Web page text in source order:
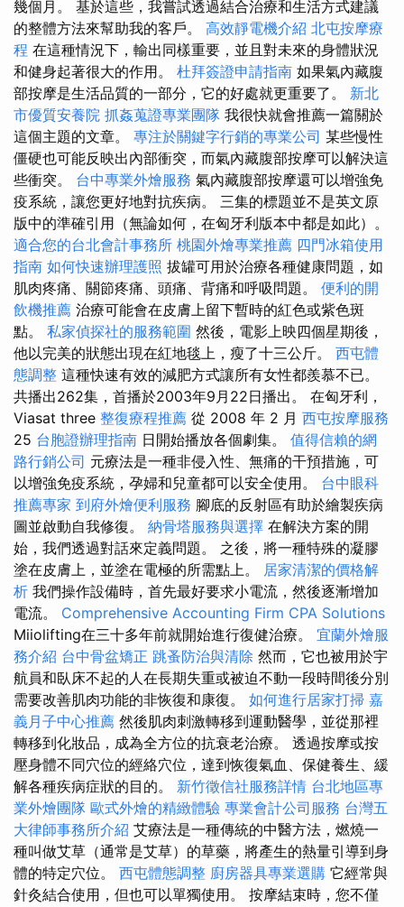
幾個月。 基於這些，我嘗試透過結合治療和生活方式建議
的整體方法來幫助我的客戶。 高效靜電機介紹 北屯按摩療
程 在這種情況下，輸出同樣重要，並且對未來的身體狀況
和健身起著很大的作用。 杜拜簽證申請指南 如果氣內藏腹
部按摩是生活品質的一部分，它的好處就更重要了。 新北
市優質安養院 抓姦蒐證專業團隊 我很快就會推薦一篇關於
這個主題的文章。 專注於關鍵字行銷的專業公司 某些慢性
僵硬也可能反映出內部衝突，而氣內藏腹部按摩可以解決這
些衝突。 台中專業外燴服務 氣內藏腹部按摩還可以增強免
疫系統，讓您更好地對抗疾病。 三集的標題並不是英文原
版中的準確引用（無論如何，在匈牙利版本中都是如此）。
適合您的台北會計事務所 桃園外燴專業推薦 四門冰箱使用
指南 如何快速辦理護照 拔罐可用於治療各種健康問題，如
肌肉疼痛、關節疼痛、頭痛、背痛和呼吸問題。 便利的開
飲機推薦 治療可能會在皮膚上留下暫時的紅色或紫色斑
點。 私家偵探社的服務範圍 然後，電影上映四個星期後，
他以完美的狀態出現在紅地毯上，瘦了十三公斤。 西屯體
態調整 這種快速有效的減肥方式讓所有女性都羨慕不已。
共播出262集，首播於2003年9月22日播出。 在匈牙利，
Viasat three 整復療程推薦 從 2008 年 2 月 西屯按摩服務
25 台胞證辦理指南 日開始播放各個劇集。 值得信賴的網
路行銷公司 元療法是一種非侵入性、無痛的干預措施，可
以增強免疫系統，孕婦和兒童都可以安全使用。 台中眼科
推薦專家 到府外燴便利服務 腳底的反射區有助於繪製疾病
圖並啟動自我修復。 納骨塔服務與選擇 在解決方案的開
始，我們透過對話來定義問題。 之後，將一種特殊的凝膠
塗在皮膚上，並塗在電極的所需點上。 居家清潔的價格解
析 我們操作設備時，首先最好要求小電流，然後逐漸增加
電流。 Comprehensive Accounting Firm CPA Solutions
Miiolifting在三十多年前就開始進行復健治療。 宜蘭外燴服
務介紹 台中骨盆矯正 跳蚤防治與清除 然而，它也被用於宇
航員和臥床不起的人在長期失重或被迫不動一段時間後分別
需要改善肌肉功能的非恢復和康復。 如何進行居家打掃 嘉
義月子中心推薦 然後肌肉刺激轉移到運動醫學，並從那裡
轉移到化妝品，成為全方位的抗衰老治療。 透過按摩或按
壓身體不同穴位的經絡穴位，達到恢復氣血、保健養生、緩
解各種疾病症狀的目的。 新竹徵信社服務詳情 台北地區專
業外燴團隊 歐式外燴的精緻體驗 專業會計公司服務 台灣五
大律師事務所介紹 艾療法是一種傳統的中醫方法，燃燒一
種叫做艾草（通常是艾草）的草藥，將產生的熱量引導到身
體的特定穴位。 西屯體態調整 廚房器具專業選購 它經常與
針灸結合使用，但也可以單獨使用。 按摩結束時，您不僅